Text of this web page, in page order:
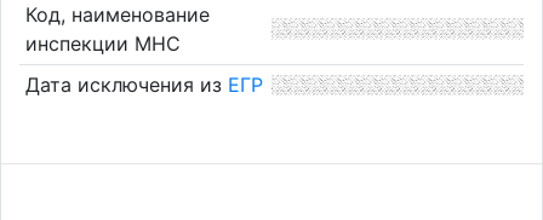
Код, наименование
инспекции МНС
Дата исключения из ЕГР